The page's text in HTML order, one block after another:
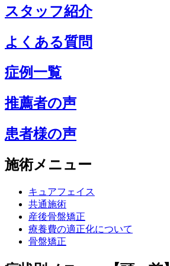
スタッフ紹介
よくある質問
症例一覧
推薦者の声
患者様の声
施術メニュー
キュアフェイス
共通施術
産後骨盤矯正
療養費の適正化について
骨盤矯正